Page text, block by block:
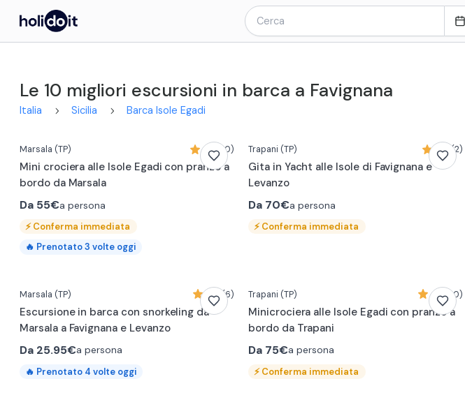
Le 10 migliori escursioni in barca a Favignana
Italia Sicilia Barca Isole Egadi
Marsala (TP) 4,2 (10)
Mini crociera alle Isole Egadi con pranzo a
bordo da Marsala
Da 55€a persona
⚡Conferma immediata
🔥 Prenotato3 volte oggi
Trapani (TP) 5,0 (2)
Gita in Yacht alle Isole di Favignana e
Levanzo
Da 70€a persona
⚡Conferma immediata
Marsala (TP) 5,0 (6)
Escursione in barca con snorkeling da
Marsala a Favignana e Levanzo
Da 25.95€a persona
🔥 Prenotato 4 volte oggi
Trapani (TP) 4,9 (10)
Minicrociera alle Isole Egadi con pranzo a
bordo da Trapani
Da 75€a persona
⚡Conferma immediata